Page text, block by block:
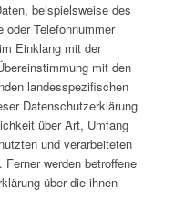
beispielsweise des
Telefonnummer
Einklang mit der
mit den
landesspezifischen
Datenschutzerklärung
über Art, Umfang
und verarbeiteten
werden betroffene
über die ihnen